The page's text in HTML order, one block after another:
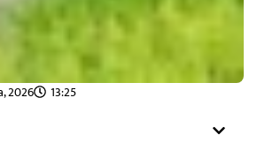
2026 13:25